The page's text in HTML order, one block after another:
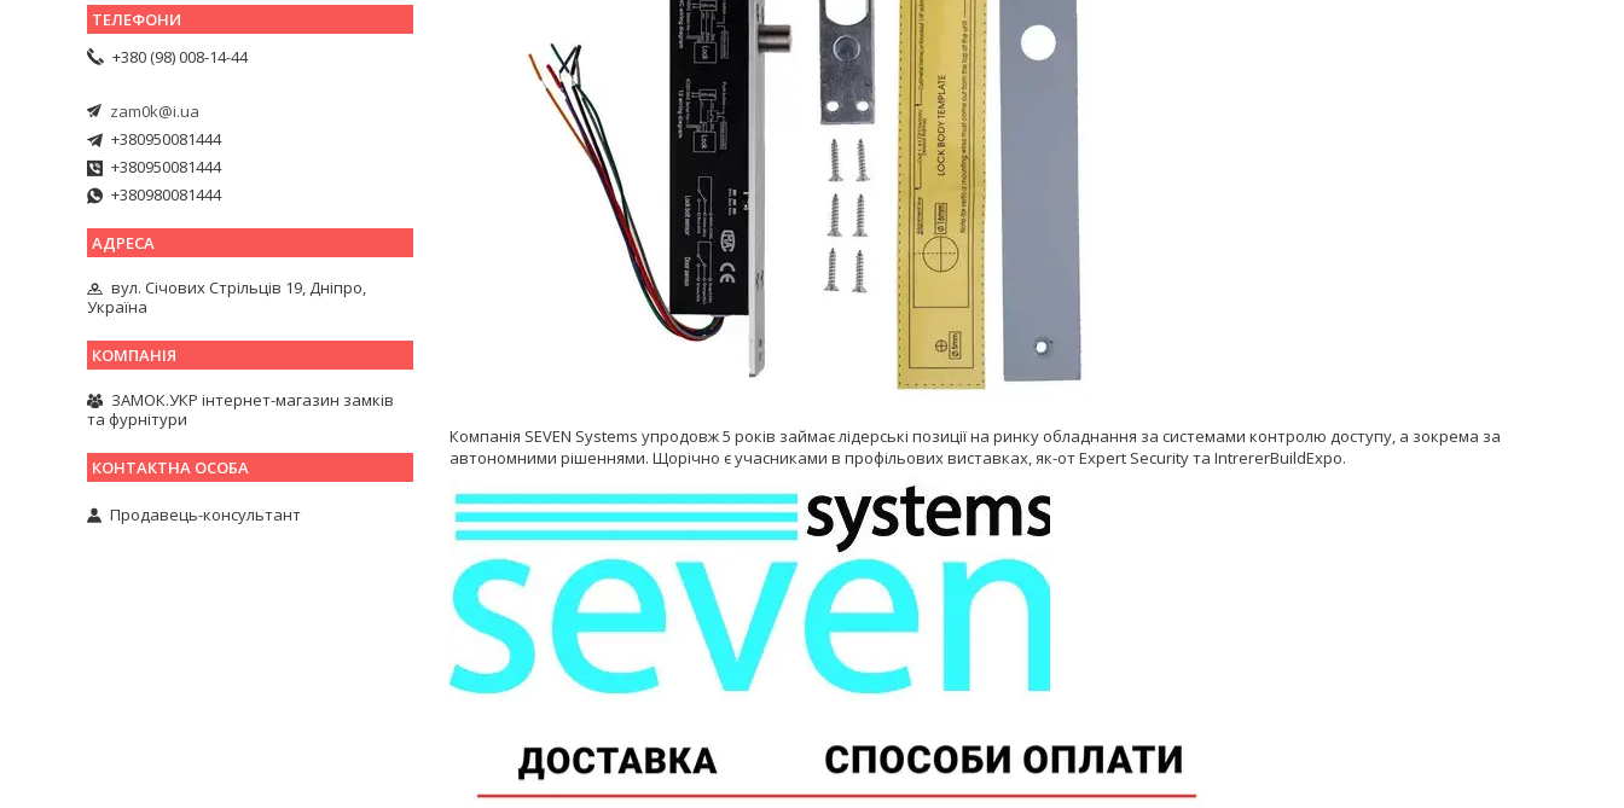
Компанія SEVEN Systems упродовж 5 років займає лідерські позиції на ринку обладнання за системами контролю доступу, а зокрема за
автономними рішеннями. Щорічно є учасниками в профільових виставках, як-от Expert Security та IntrererBuildExpo.
+380 (98) 008-14-44
zam0k@i.ua
+380950081444
+380950081444
+380980081444
вул. Січових Стрільців 19, Дніпро,
Україна
ЗАМОК.УКР інтернет-магазин замків
та фурнітури
Продавець-консультант